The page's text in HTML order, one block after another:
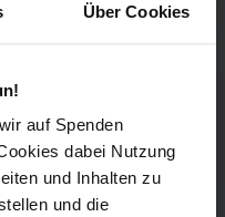
Über Cookies
auf Spenden
dabei Nutzung
und Inhalten zu
und die